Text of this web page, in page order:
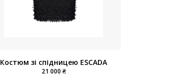
Костюм зі спідницею ESCADA
21 000 ₴